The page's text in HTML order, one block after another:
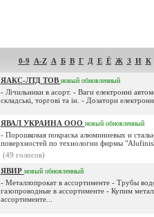
0-9 A-Z А Б В Г Д Е Ё Ж З И К
ЯАКС-ЛТД ТОВ новый обновленный
- Лічильники в асорт. - Ваги електронні
складські, торгові та ін. - Дозатори
ЯВАЛ УКРАИНА ООО новый обновленный
- Порошковая покраска алюминиевых и
поверхностей по технологии фирмы
(49 голосов)
ЯВИР новый обновленный
- Металлопрокат в ассортименте - Трубы
газопроводные в ассортименте - Купим
ассортименте...